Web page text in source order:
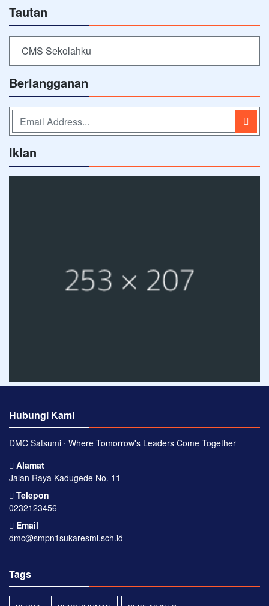
Tautan
CMS Sekolahku
Berlangganan
Iklan
Hubungi Kami
DMC Satsumi ⋅ Where Tomorrow's Leaders Come Together
Alamat
Jalan Raya Kadugede No. 11
Telepon
0232123456
Email
dmc@smpn1sukaresmi.sch.id
Tags